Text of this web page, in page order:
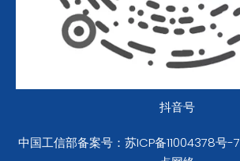
抖音号
中国工信部备案号： 苏ICP备11004378号-7